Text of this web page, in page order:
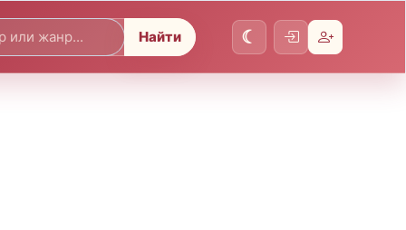
Найти